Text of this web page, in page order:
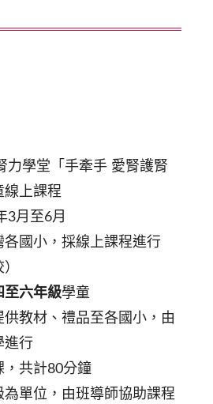
力學堂「手牽手 愛腎護腎
線上課程
3月至6月
各國小，採線上課程進行
至六年級學童
供教材、禮品至各國小，由
進行
，共計80分鐘
為單位，由班導師協助課程